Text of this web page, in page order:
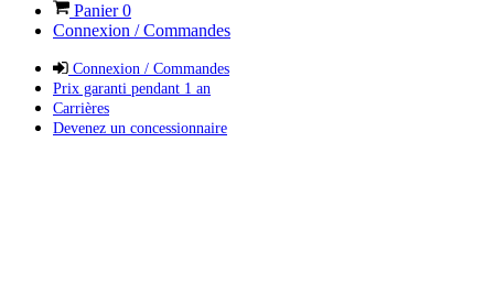
Panier0
Connexion / Commandes
Connexion / Commandes
Prix garanti pendant 1 an
Carrières
Devenez un concessionnaire